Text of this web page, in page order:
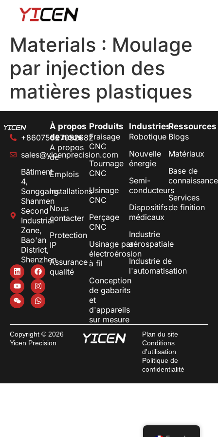
Materials : Moulage
par injection des
matières plastiques
+86075527052682
sales@yicenprecision.com
Bâtiment
4,
Songgang
Shanmen
Second
Industrial
Zone,
Bao'an
District,
Shenzhen
À propos
de nous
A propos
de
Emplois
Installations
Nous
contacter
Protection
IP
Assurance
qualité
Produits
Fraisage
CNC
Tournage
CNC
Usinage
CNC
Perçage
CNC
Usinage par
électroérosion
à fil
Conception
de gabarits
et
d'appareils
sur mesure
Industries
Robotique
Nouvelle
énergie
Semi-
conducteurs
Dispositifs
médicaux
Industrie
aérospatiale
Industrie de
l'automatisation
Ressources
Blogs
Matériaux
Base de
Services
de finition
Copyright © 2026
Yicen Precision
Plan du site
Conditions
d'utilisation
Politique de
confidentialité